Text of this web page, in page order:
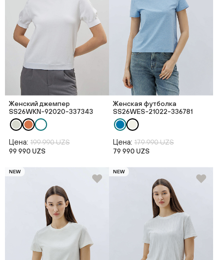
Женский джемпер
SS26WKN-92020-337343
Цена: 199 990 UZS
99 990 UZS
Женская футболка
SS26WES-21022-336781
Цена: 179 990 UZS
79 990 UZS
NEW NEW